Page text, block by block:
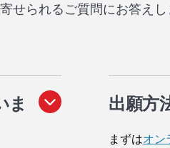
せられるご質問にお答えし
ま
出願方
まずはオン